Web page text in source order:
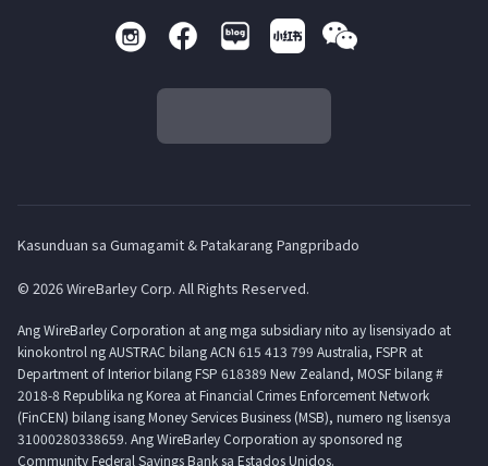
Kasunduan sa Gumagamit & Patakarang Pangpribado
© 2026 WireBarley Corp. All Rights Reserved.
Ang WireBarley Corporation at ang mga subsidiary nito ay lisensiyado at
kinokontrol ng AUSTRAC bilang ACN 615 413 799 Australia, FSPR at
Department of Interior bilang FSP 618389 New Zealand, MOSF bilang #
2018-8 Republika ng Korea at Financial Crimes Enforcement Network
(FinCEN) bilang isang Money Services Business (MSB), numero ng lisensya
31000280338659. Ang WireBarley Corporation ay sponsored ng
Community Federal Savings Bank sa Estados Unidos.